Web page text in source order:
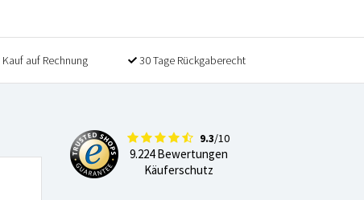
Kauf auf Rechnung 30 Tage Rückgaberecht
9.3/10
9.224 Bewertungen
Käuferschutz